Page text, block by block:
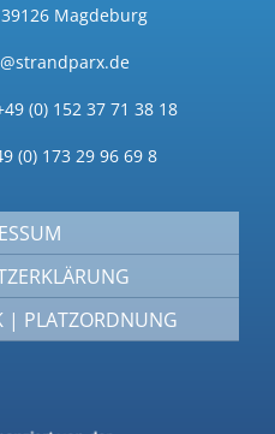
Magdeburg
(0) 152 37 71 38 18
(0) 173 29 96 69 8
| PLATZORDNUNG